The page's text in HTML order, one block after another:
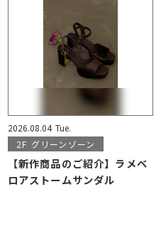
2026.08.04 Tue.
2F グリーンゾーン
【新作商品のご紹介】ラメベ
ロアストームサンダル